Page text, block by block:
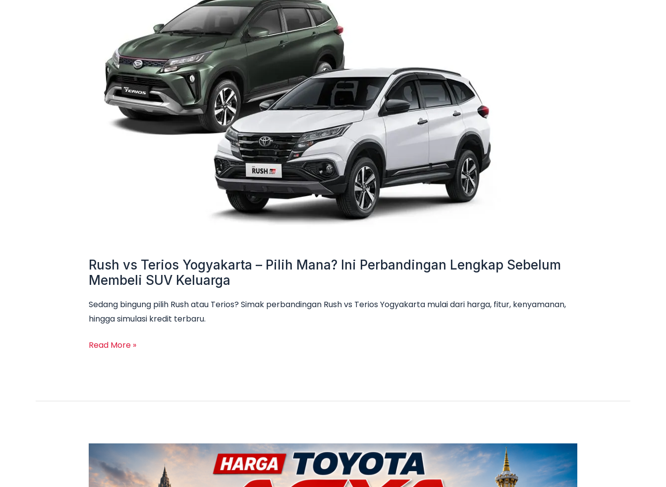
Rush vs Terios Yogyakarta – Pilih Mana? Ini Perbandingan Lengkap Sebelum
Membeli SUV Keluarga
Sedang bingung pilih Rush atau Terios? Simak perbandingan Rush vs Terios Yogyakarta mulai dari harga, fitur, kenyamanan,
hingga simulasi kredit terbaru.
Mana?
Perbandingan
Lengkap
Sebelum
Membeli
Read More »
TERBARU!
Harga
Agya